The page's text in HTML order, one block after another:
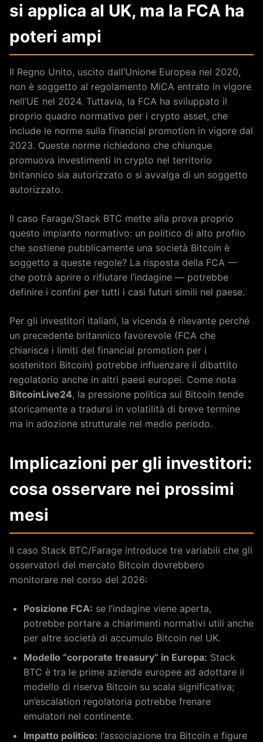
si applica al UK, ma la FCA ha
poteri ampi
Il Regno Unito, uscito dall’Unione Europea nel 2020,
non è soggetto al regolamento MiCA entrato in vigore
nell’UE nel 2024. Tuttavia, la FCA ha sviluppato il
proprio quadro normativo per i crypto asset, che
include le norme sulla financial promotion in vigore dal
2023. Queste norme richiedono che chiunque
promuova investimenti in crypto nel territorio
britannico sia autorizzato o si avvalga di un soggetto
autorizzato.
Il caso Farage/Stack BTC mette alla prova proprio
questo impianto normativo: un politico di alto profilo
che sostiene pubblicamente una società Bitcoin è
soggetto a queste regole? La risposta della FCA —
che potrà aprire o rifiutare l’indagine — potrebbe
definire i confini per tutti i casi futuri simili nel paese.
Per gli investitori italiani, la vicenda è rilevante perché
un precedente britannico favorevole (FCA che
chiarisce i limiti del financial promotion per i
sostenitori Bitcoin) potrebbe influenzare il dibattito
regolatorio anche in altri paesi europei. Come nota
BitcoinLive24, la pressione politica sul Bitcoin tende
storicamente a tradursi in volatilità di breve termine
ma in adozione strutturale nel medio periodo.
Implicazioni per gli investitori:
cosa osservare nei prossimi
mesi
Il caso Stack BTC/Farage introduce tre variabili che gli
osservatori del mercato Bitcoin dovrebbero
monitorare nel corso del 2026:
Posizione FCA: se l’indagine viene aperta,
potrebbe portare a chiarimenti normativi utili anche
per altre società di accumulo Bitcoin nel UK.
Modello “corporate treasury” in Europa: Stack
BTC è tra le prime aziende europee ad adottare il
modello di riserva Bitcoin su scala significativa;
un’escalation regolatoria potrebbe frenare
emulatori nel continente.
Impatto politico: l’associazione tra Bitcoin e figure